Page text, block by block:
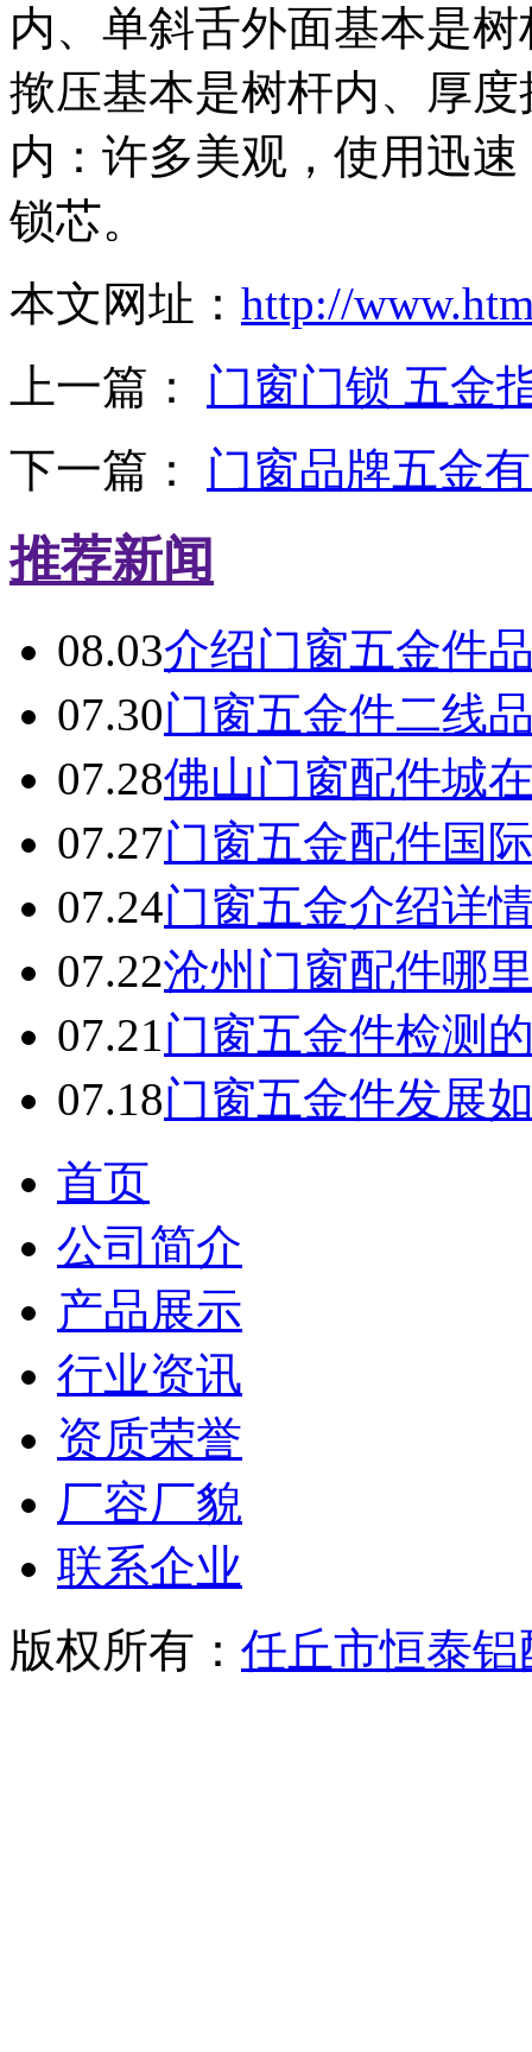
内、单斜舌外面基本是
揿压基本是树杆内、厚
内：许多美观，使用迅
锁芯。
本文网址： http://
上一篇： 门窗门锁 五金
下一篇： 门窗品牌五金
推荐新闻
08.03介绍门窗五金件
07.30门窗五金件二线
07.28佛山门窗配件城
07.27门窗五金配件国
07.24门窗五金介绍详
07.22沧州门窗配件哪
07.21门窗五金件检测
07.18门窗五金件发展
首页
公司简介
产品展示
行业资讯
资质荣誉
厂容厂貌
联系企业
版权所有： 任丘市恒泰铝